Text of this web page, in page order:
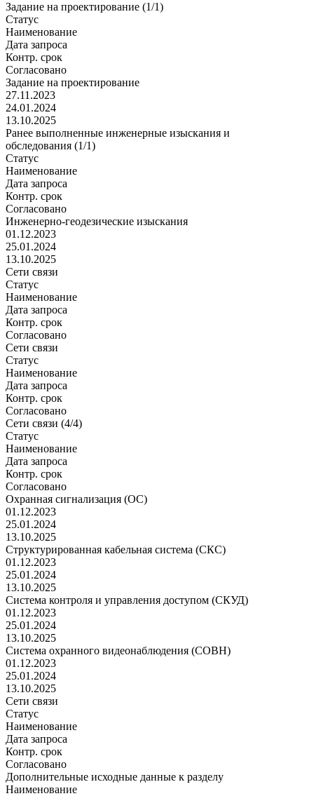
Задание на проектирование (1/1)
Статус
Наименование
Дата запроса
Контр. срок
Согласовано
Задание на проектирование
27.11.2023
24.01.2024
13.10.2025
Ранее выполненные инженерные изыскания и
обследования (1/1)
Статус
Наименование
Дата запроса
Контр. срок
Согласовано
Инженерно-геодезические изыскания
01.12.2023
25.01.2024
13.10.2025
Сети связи
Статус
Наименование
Дата запроса
Контр. срок
Согласовано
Сети связи
Статус
Наименование
Дата запроса
Контр. срок
Согласовано
Сети связи (4/4)
Статус
Наименование
Дата запроса
Контр. срок
Согласовано
Охранная сигнализация (ОС)
01.12.2023
25.01.2024
13.10.2025
Структурированная кабельная система (СКС)
01.12.2023
25.01.2024
13.10.2025
Система контроля и управления доступом (СКУД)
01.12.2023
25.01.2024
13.10.2025
Система охранного видеонаблюдения (СОВН)
01.12.2023
25.01.2024
13.10.2025
Сети связи
Статус
Наименование
Дата запроса
Контр. срок
Согласовано
Дополнительные исходные данные к разделу
Наименование